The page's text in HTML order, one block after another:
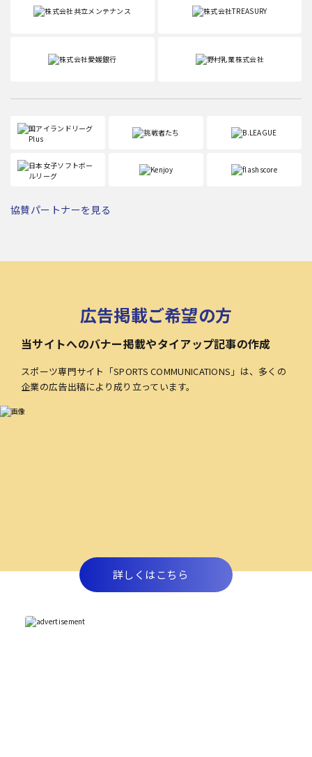
協賛パートナーを見る
広告掲載ご希望の方
当サイトへのバナー掲載やタイアップ記事の作成
スポーツ専門サイト「SPORTS COMMUNICATIONS」は、多くの
企業の広告出稿により成り立っています。
詳しくはこちら